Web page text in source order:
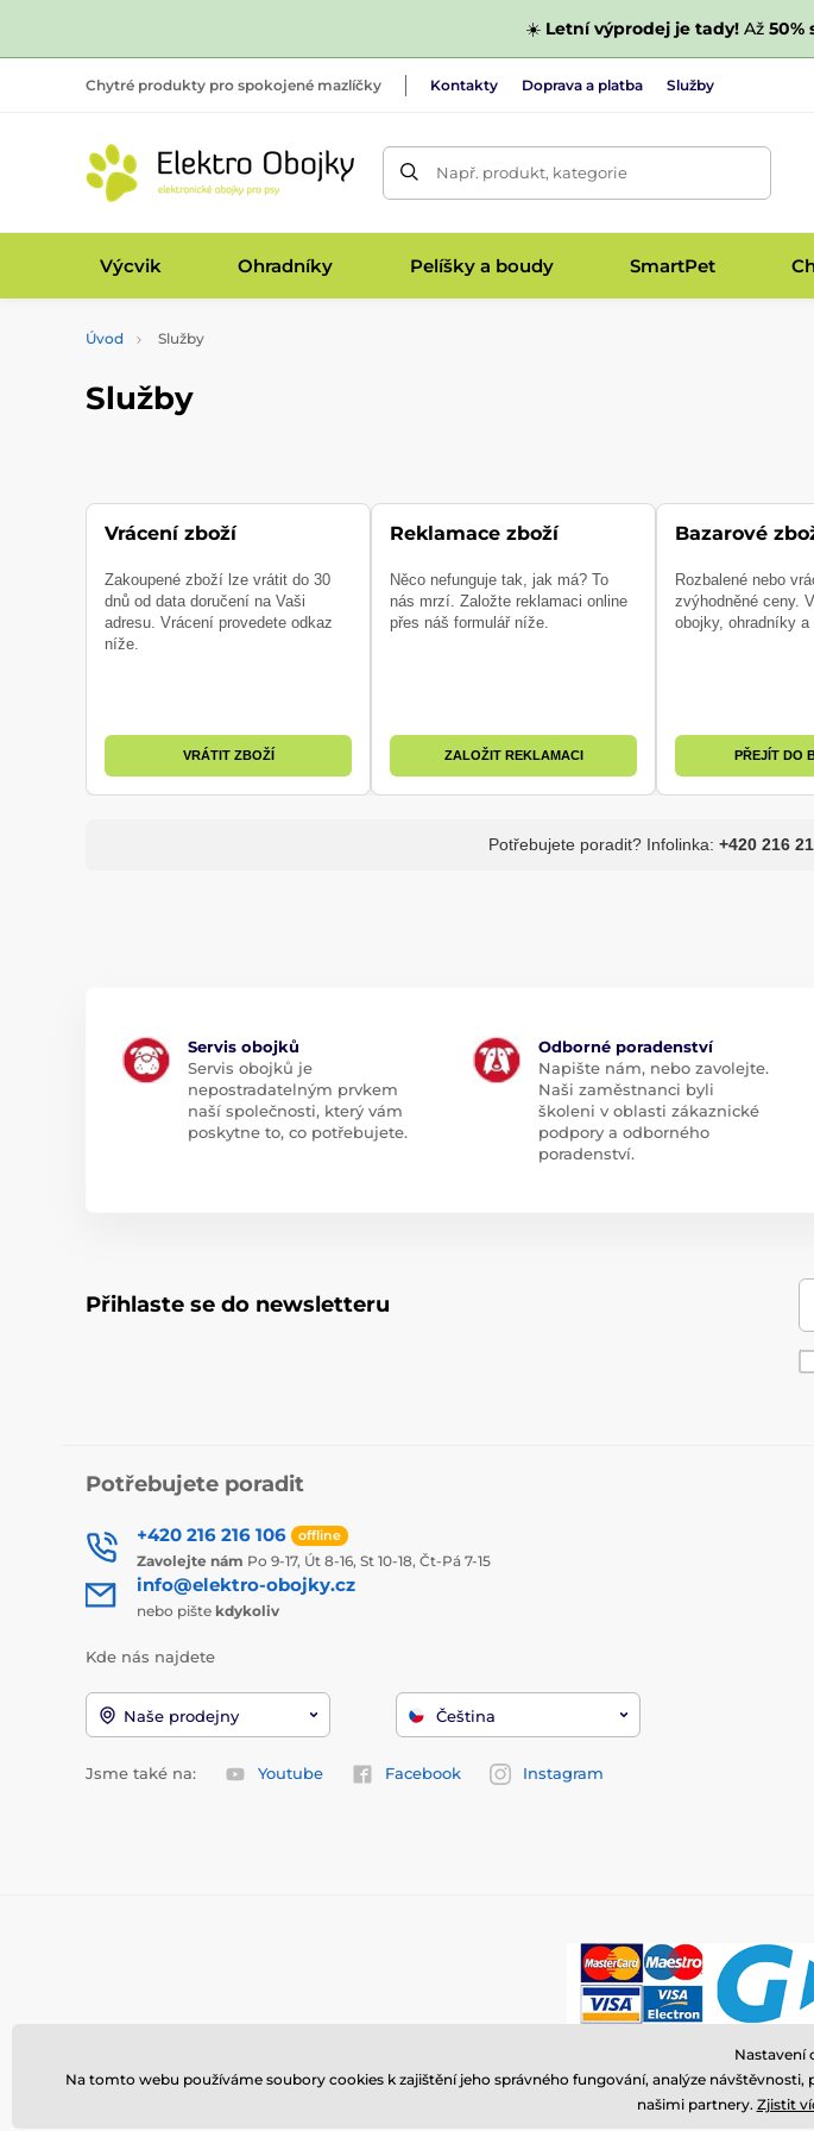
☀️ Letní výprodej je tady!Až 50%
Chytré produkty pro spokojené mazlíčky Kontakty Doprava a platba Služby
Např. produkt, kategorie
Výcvik Ohradníky Pelíšky a boudy SmartPet
Úvod Služby
Služby
Vrácení zboží
Zakoupené zboží lze vrátit do 30
dnů od data doručení na Vaši
adresu. Vrácení provedete odkaz
níže.
VRÁTIT ZBOŽÍ
Reklamace zboží
Něco nefunguje tak, jak má? To
nás mrzí. Založte reklamaci online
přes náš formulář níže.
ZALOŽIT REKLAMACI
Bazarové
Rozbalené nebo
zvýhodněné ceny.
obojky, ohradníky a
PŘEJÍT DO
Potřebujete poradit? Infolinka: +420 216
Servis obojků
Servis obojků je
nepostradatelným prvkem
naší společnosti, který vám
poskytne to, co potřebujete.
Odborné poradenství
Napište nám, nebo zavolejte.
Naši zaměstnanci byli
školeni v oblasti zákaznické
podpory a odborného
poradenství.
Přihlaste se do newsletteru
Potřebujete poradit
+420 216 216 106 offline
Zavolejte nám Po 9-17, Út 8-16, St 10-18, Čt-Pá 7-15
info@elektro-obojky.cz
nebo pište kdykoliv
Kde nás najdete
Naše prodejny Čeština
Jsme také na: Youtube Facebook Instagram
© 2026 www.elektro-obojky.cz
Nastavení
Na tomto webu používáme soubory cookies k zajištění jeho správného fungování, analýze
našimi partnery. Zjistit